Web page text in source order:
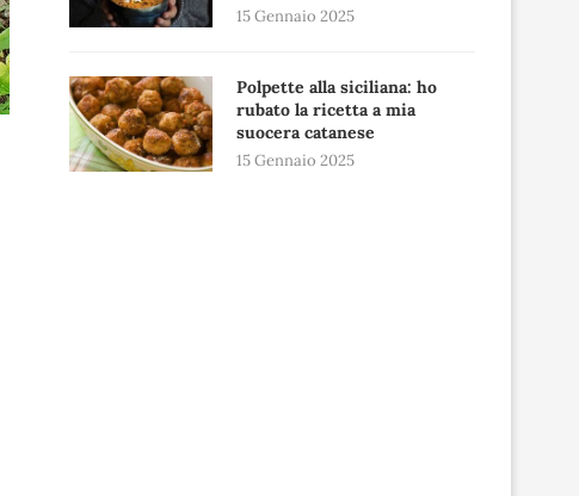
15 Gennaio 2025
Polpette alla siciliana: ho
rubato la ricetta a mia
suocera catanese
15 Gennaio 2025